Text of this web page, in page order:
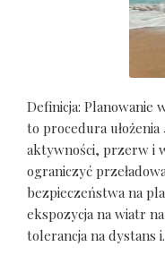
Definicja: Planowanie
to procedura
aktywności, przerw i
ograniczyć
bezpieczeństwa na
ekspozycja na wiatr
tolerancja na dystans